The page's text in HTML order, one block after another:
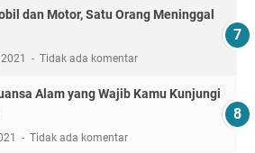
dan Motor, Satu Orang Meninggal
Tidak ada komentar
Alam yang Wajib Kamu Kunjungi
Tidak ada komentar